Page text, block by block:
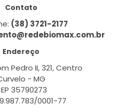
Contato
(38) 3721-2177
Endereço
Pedro II, 321, Centro
- MG
35790273
0001-77